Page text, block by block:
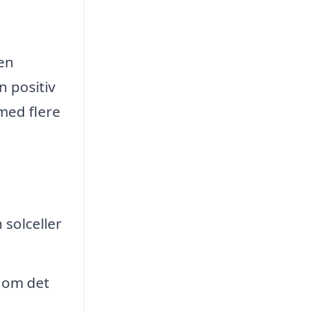
positiv
flere
solceller
det